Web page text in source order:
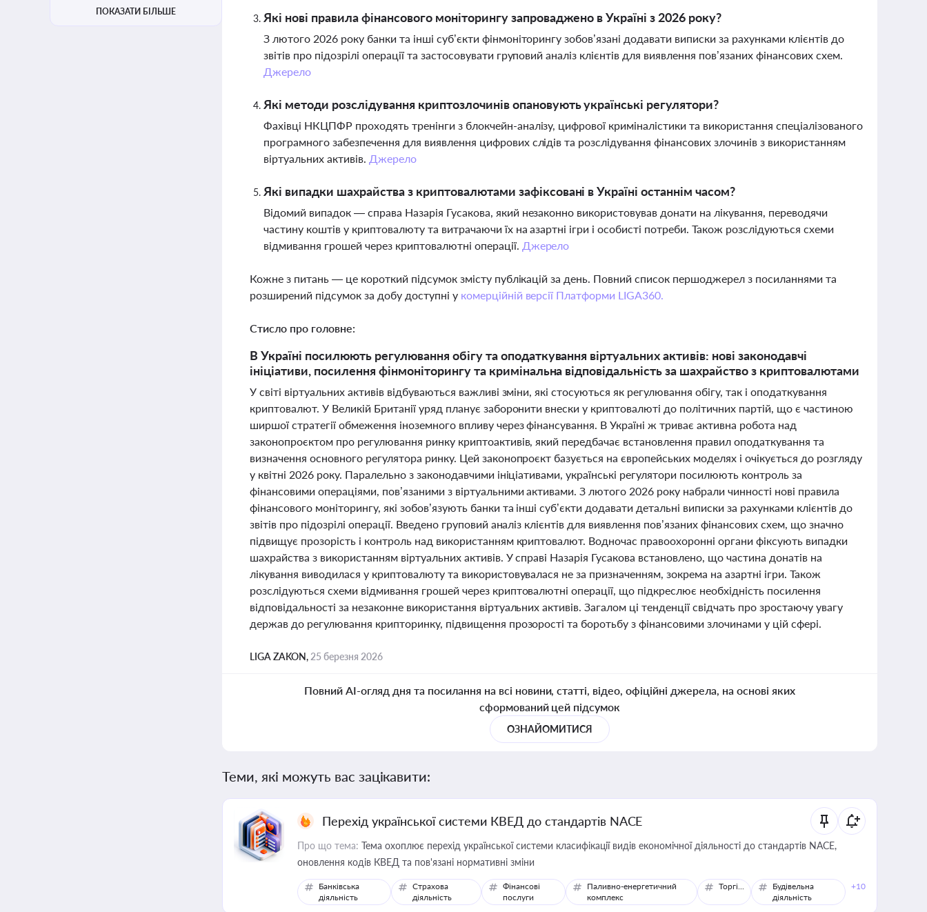
ПОКАЗАТИ БІЛЬШЕ Які нові правила фінансового моніторингу запроваджено в Україні з 2026 року?
З лютого 2026 року банки та інші суб’єкти фінмоніторингу зобов’язані додавати виписки за рахунками клієнтів до
звітів про підозрілі операції та застосовувати груповий аналіз клієнтів для виявлення пов’язаних фінансових схем.
Джерело
Які методи розслідування криптозлочинів опановують українські регулятори?
Фахівці НКЦПФР проходять тренінги з блокчейн-аналізу, цифрової криміналістики та використання спеціалізованого
програмного забезпечення для виявлення цифрових слідів та розслідування фінансових злочинів з використанням
віртуальних активів. Джерело
Які випадки шахрайства з криптовалютами зафіксовані в Україні останнім часом?
Відомий випадок — справа Назарія Гусакова, який незаконно використовував донати на лікування, переводячи
частину коштів у криптовалюту та витрачаючи їх на азартні ігри і особисті потреби. Також розслідуються схеми
відмивання грошей через криптовалютні операції. Джерело
Кожне з питань — це короткий підсумок змісту публікацій за день. Повний список першоджерел з посиланнями та
розширений підсумок за добу доступні у комерційній версії Платформи LIGA360.
Стисло про головне:
В Україні посилюють регулювання обігу та оподаткування віртуальних активів: нові законодавчі
ініціативи, посилення фінмоніторингу та кримінальна відповідальність за шахрайство з криптовалютами
У світі віртуальних активів відбуваються важливі зміни, які стосуються як регулювання обігу, так і оподаткування
криптовалют. У Великій Британії уряд планує заборонити внески у криптовалюті до політичних партій, що є частиною
ширшої стратегії обмеження іноземного впливу через фінансування. В Україні ж триває активна робота над
законопроєктом про регулювання ринку криптоактивів, який передбачає встановлення правил оподаткування та
визначення основного регулятора ринку. Цей законопроєкт базується на європейських моделях і очікується до розгляду
у квітні 2026 року. Паралельно з законодавчими ініціативами, українські регулятори посилюють контроль за
фінансовими операціями, пов’язаними з віртуальними активами. З лютого 2026 року набрали чинності нові правила
фінансового моніторингу, які зобов’язують банки та інші суб’єкти додавати детальні виписки за рахунками клієнтів до
звітів про підозрілі операції. Введено груповий аналіз клієнтів для виявлення пов’язаних фінансових схем, що значно
підвищує прозорість і контроль над використанням криптовалют. Водночас правоохоронні органи фіксують випадки
шахрайства з використанням віртуальних активів. У справі Назарія Гусакова встановлено, що частина донатів на
лікування виводилася у криптовалюту та використовувалася не за призначенням, зокрема на азартні ігри. Також
розслідуються схеми відмивання грошей через криптовалютні операції, що підкреслює необхідність посилення
відповідальності за незаконне використання віртуальних активів. Загалом ці тенденції свідчать про зростаючу увагу
держав до регулювання крипторинку, підвищення прозорості та боротьбу з фінансовими злочинами у цій сфері.
LIGA ZAKON, 25 березня 2026
Повний AI-огляд дня та посилання на всі новини, статті, відео, офіційні джерела, на основі яких
сформований цей підсумок
ОЗНАЙОМИТИСЯ
Теми, які можуть вас зацікавити:
Перехід української системи КВЕД до стандартів NACE
Про що тема: Тема охоплює перехід української системи класифікації видів економічної діяльності до стандартів NACE,
оновлення кодів КВЕД та пов'язані нормативні зміни
Банківська
діяльність
Страхова
діяльність
Фінансові
послуги
Паливно-енергетичний
комплекс
Торгівля
Будівельна
діяльність
+10